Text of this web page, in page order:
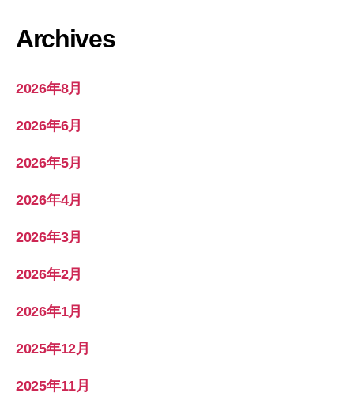
Archives
2026年8月
2026年6月
2026年5月
2026年4月
2026年3月
2026年2月
2026年1月
2025年12月
2025年11月